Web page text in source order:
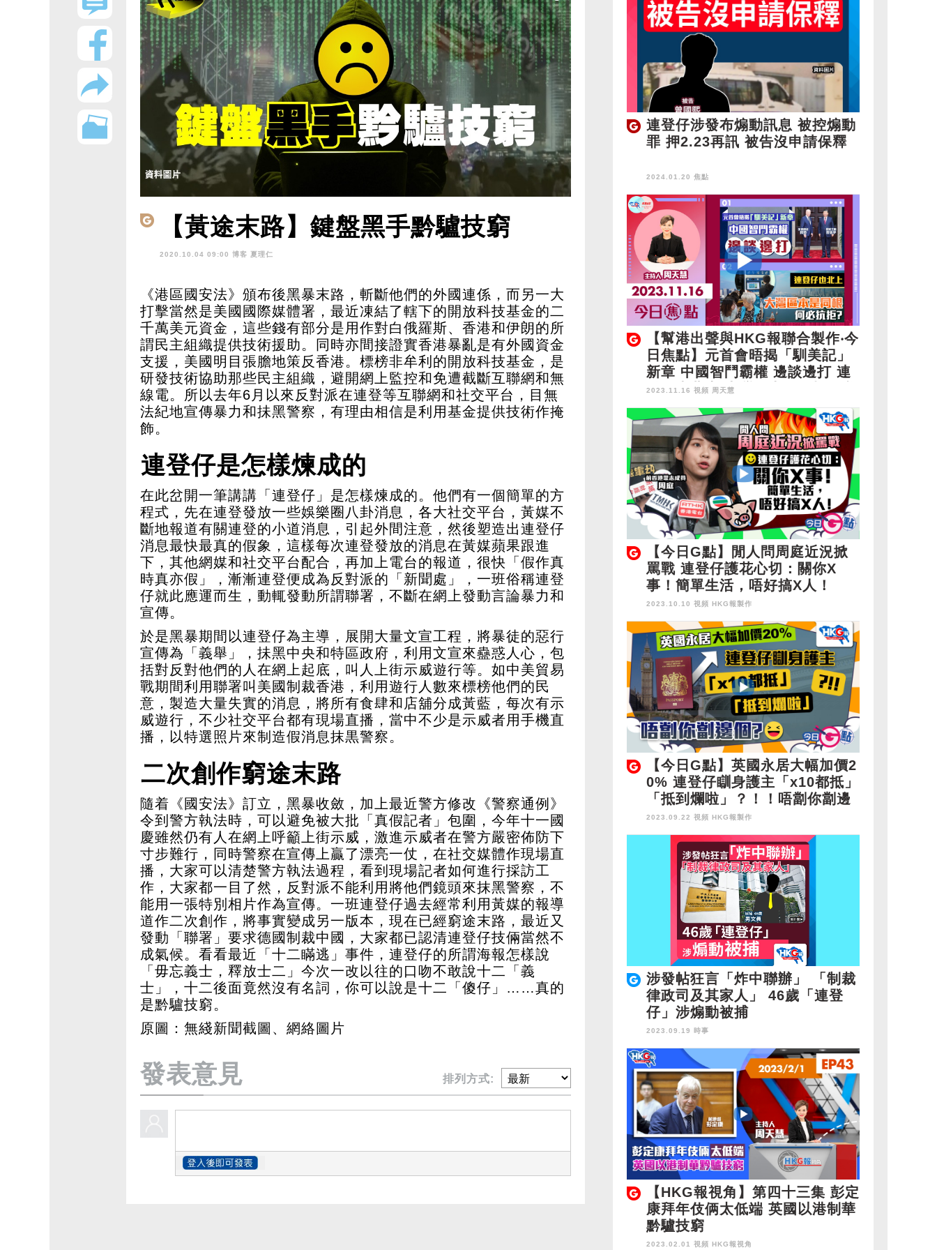
【黃途末路】鍵盤黑手黔驢技窮
2020.10.04 09:00 博客 夏理仁
《港區國安法》頒布後黑暴末路，斬斷他們的外國連係，而另一大
打擊當然是美國國際媒體署，最近凍結了轄下的開放科技基金的二
千萬美元資金，這些錢有部分是用作對白俄羅斯、香港和伊朗的所
謂民主組織提供技術援助。同時亦間接證實香港暴亂是有外國資金
支援，美國明目張膽地策反香港。標榜非牟利的開放科技基金，是
研發技術協助那些民主組織，避開網上監控和免遭截斷互聯網和無
線電。所以去年6月以來反對派在連登等互聯網和社交平台，目無
法紀地宣傳暴力和抺黑警察，有理由相信是利用基金提供技術作掩
飾。
連登仔是怎樣煉成的
在此岔開一筆講講「連登仔」是怎樣煉成的。他們有一個簡單的方
程式，先在連登發放一些娛樂圈八卦消息，各大社交平台，黃媒不
斷地報道有關連登的小道消息，引起外間注意，然後塑造出連登仔
消息最快最真的假象，這樣每次連登發放的消息在黃媒蘋果跟進
下，其他網媒和社交平台配合，再加上電台的報道，很快「假作真
時真亦假」，漸漸連登便成為反對派的「新聞處」，一班俗稱連登
仔就此應運而生，動輒發動所謂聯署，不斷在網上發動言論暴力和
宣傳。
於是黑暴期間以連登仔為主導，展開大量文宣工程，將暴徒的惡行
宣傳為「義舉」，抺黑中央和特區政府，利用文宣來蠱惑人心，包
括對反對他們的人在網上起底，叫人上街示威遊行等。如中美貿易
戰期間利用聯署叫美國制裁香港，利用遊行人數來標榜他們的民
意，製造大量失實的消息，將所有食肆和店舖分成黃藍，每次有示
威遊行，不少社交平台都有現場直播，當中不少是示威者用手機直
播，以特選照片來制造假消息抹黒警察。
二次創作窮途末路
隨着《國安法》訂立，黑暴收斂，加上最近警方修改《警察通例》
令到警方執法時，可以避免被大批「真假記者」包圍，今年十一國
慶雖然仍有人在網上呼籲上街示威，激進示威者在警方嚴密佈防下
寸步難行，同時警察在宣傳上贏了漂亮一仗，在社交媒體作現場直
播，大家可以清楚警方執法過程，看到現場記者如何進行採訪工
作，大家都一目了然，反對派不能利用將他們鏡頭來抹黑警察，不
能用一張特別相片作為宣傳。一班連登仔過去經常利用黃媒的報導
道作二次創作，將事實變成另一版本，現在已經窮途末路，最近又
發動「聯署」要求德國制裁中國，大家都已認清連登仔技倆當然不
成氣候。看看最近「十二瞞逃」事件，連登仔的所謂海報怎樣說
「毋忘義士，釋放士二」今次一改以往的口吻不敢說十二「義
士」，十二後面竟然沒有名詞，你可以說是十二「傻仔」……真的
是黔驢技窮。
原圖：無綫新聞截圖、網絡圖片
發表意見 排列方式:
連登仔涉發布煽動訊息 被控煽動
罪 押2.23再訊 被告沒申請保釋
2024.01.20 焦點
【幫港出聲與HKG報聯合製作‧今
日焦點】元首會晤揭「馴美記」
新章 中國智鬥霸權 邊談邊打 連
登仔也北上 大灣區本是同根何必
抗拒？
2023.11.16 視頻 周天慧
【今日G點】閒人問周庭近況掀
罵戰 連登仔護花心切：關你X
事！簡單生活，唔好搞X人！
2023.10.10 視頻 HKG報製作
【今日G點】英國永居大幅加價2
0% 連登仔瞓身護主「x10都抵」
「抵到爛啦」？！！唔劏你劏邊
個？
2023.09.22 視頻 HKG報製作
涉發帖狂言「炸中聯辦」 「制裁
律政司及其家人」 46歲「連登
仔」涉煽動被捕
2023.09.19 時事
【HKG報視角】第四十三集 彭定
康拜年伎俩太低端 英國以港制華
黔驢技窮
2023.02.01 視頻 HKG報視角